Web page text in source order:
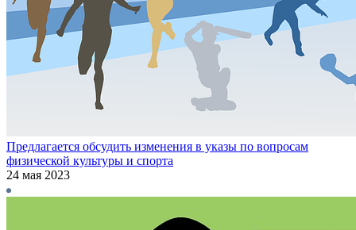
Предлагается обсудить изменения в указы по вопросам
физической культуры и спорта
24 мая 2023